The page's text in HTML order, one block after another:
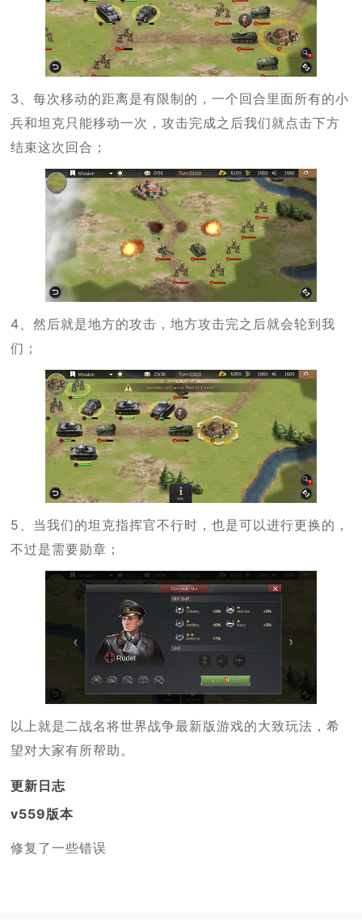
3、每次移动的距离是有限制的，一个回合里面所有的小
兵和坦克只能移动一次，攻击完成之后我们就点击下方
结束这次回合；
4、然后就是地方的攻击，地方攻击完之后就会轮到我
们；
5、当我们的坦克指挥官不行时，也是可以进行更换的，
不过是需要勋章；
以上就是二战名将世界战争最新版游戏的大致玩法，希
望对大家有所帮助。
更新日志
v559版本
修复了一些错误